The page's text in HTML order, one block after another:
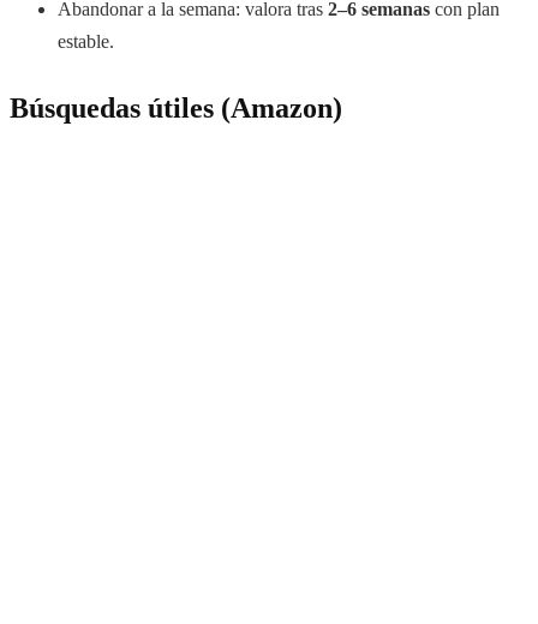
Abandonar a la semana: valora tras 2–6 semanas con plan
estable.
Búsquedas útiles (Amazon)